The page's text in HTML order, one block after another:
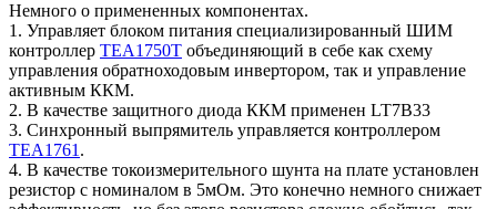
Немного о примененных компонентах.
1. Управляет блоком питания специализированный ШИМ
контроллер TEA1750T объединяющий в себе как схему
управления обратноходовым инвертором, так и управление
активным ККМ.
2. В качестве защитного диода ККМ применен LT7B33
3. Синхронный выпрямитель управляется контроллером
TEA1761.
4. В качестве токоизмерительного шунта на плате установлен
резистор с номиналом в 5мОм. Это конечно немного снижает